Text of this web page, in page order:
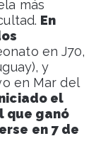
más
En
en J70,
y
en Mar del
el
que ganó
en 7 de